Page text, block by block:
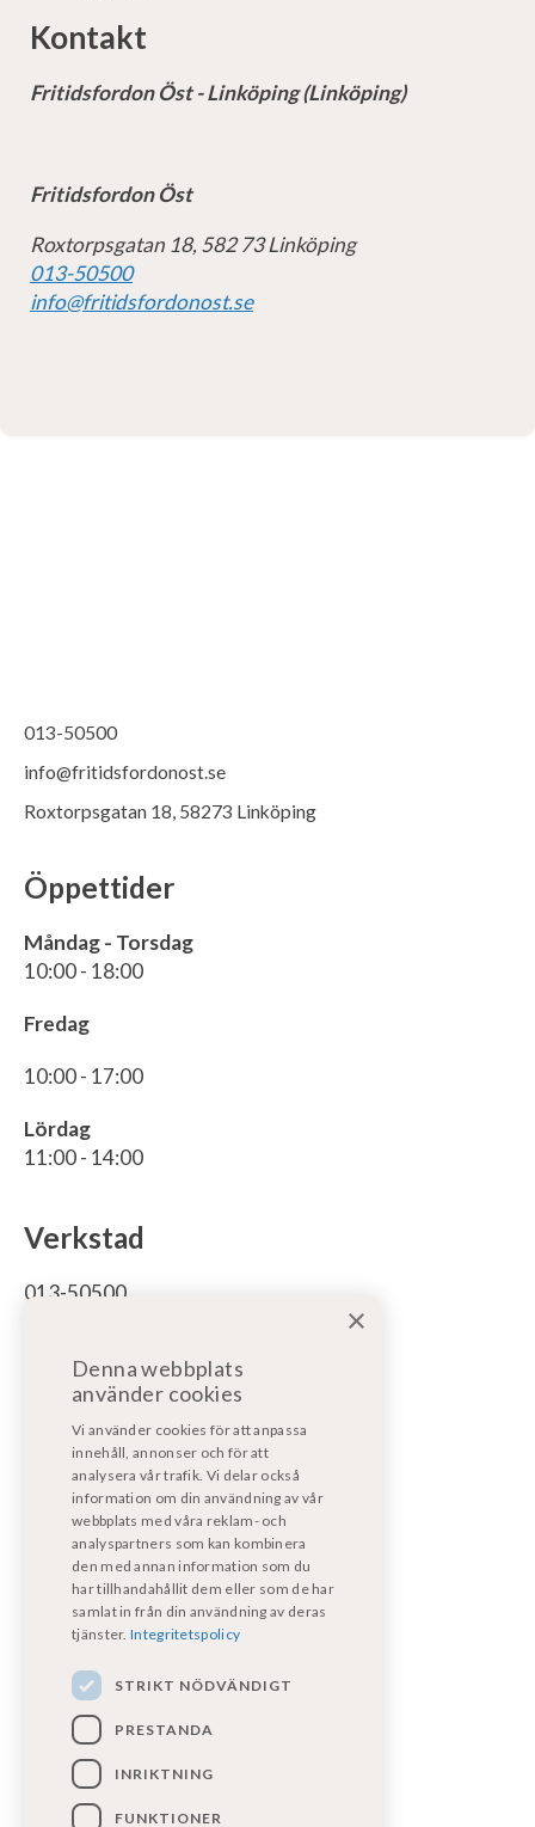
Kontakt
Fritidsfordon Öst - Linköping (Linköping)
Fritidsfordon Öst
Roxtorpsgatan 18, 582 73 Linköping
013-50500
info@fritidsfordonost.se
013-50500
info@fritidsfordonost.se
Roxtorpsgatan 18, 58273 Linköping
Öppettider
Måndag - Torsdag
10:00 - 18:00
Fredag
10:00 - 17:00
Lördag
11:00 - 14:00
Verkstad
013-50500
bodelsverkstad@fritidsfordonost.se
För motorservice/reparation:
motorverkstad@kpmf.nu
För garantiärenden:
bodelsverkstad@fritidsfordonost.se
Våra certifikat
×
Denna webbplats
använder cookies
Vi använder cookies för att anpassa
innehåll, annonser och för att
analysera vår trafik. Vi delar också
information om din användning av vår
webbplats med våra reklam- och
analyspartners som kan kombinera
den med annan information som du
har tillhandahållit dem eller som de har
samlat in från din användning av deras
tjänster. Integritetspolicy
STRIKT NÖDVÄNDIGT
PRESTANDA
INRIKTNING
FUNKTIONER